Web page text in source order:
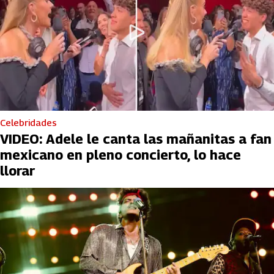
Celebridades
VIDEO: Adele le canta las mañanitas a fan
mexicano en pleno concierto, lo hace
llorar